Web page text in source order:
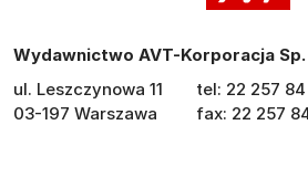
Wydawnictwo AVT-Korporacja
ul. Leszczynowa 11
03-197 Warszawa
tel: 22 257
fax: 22 257